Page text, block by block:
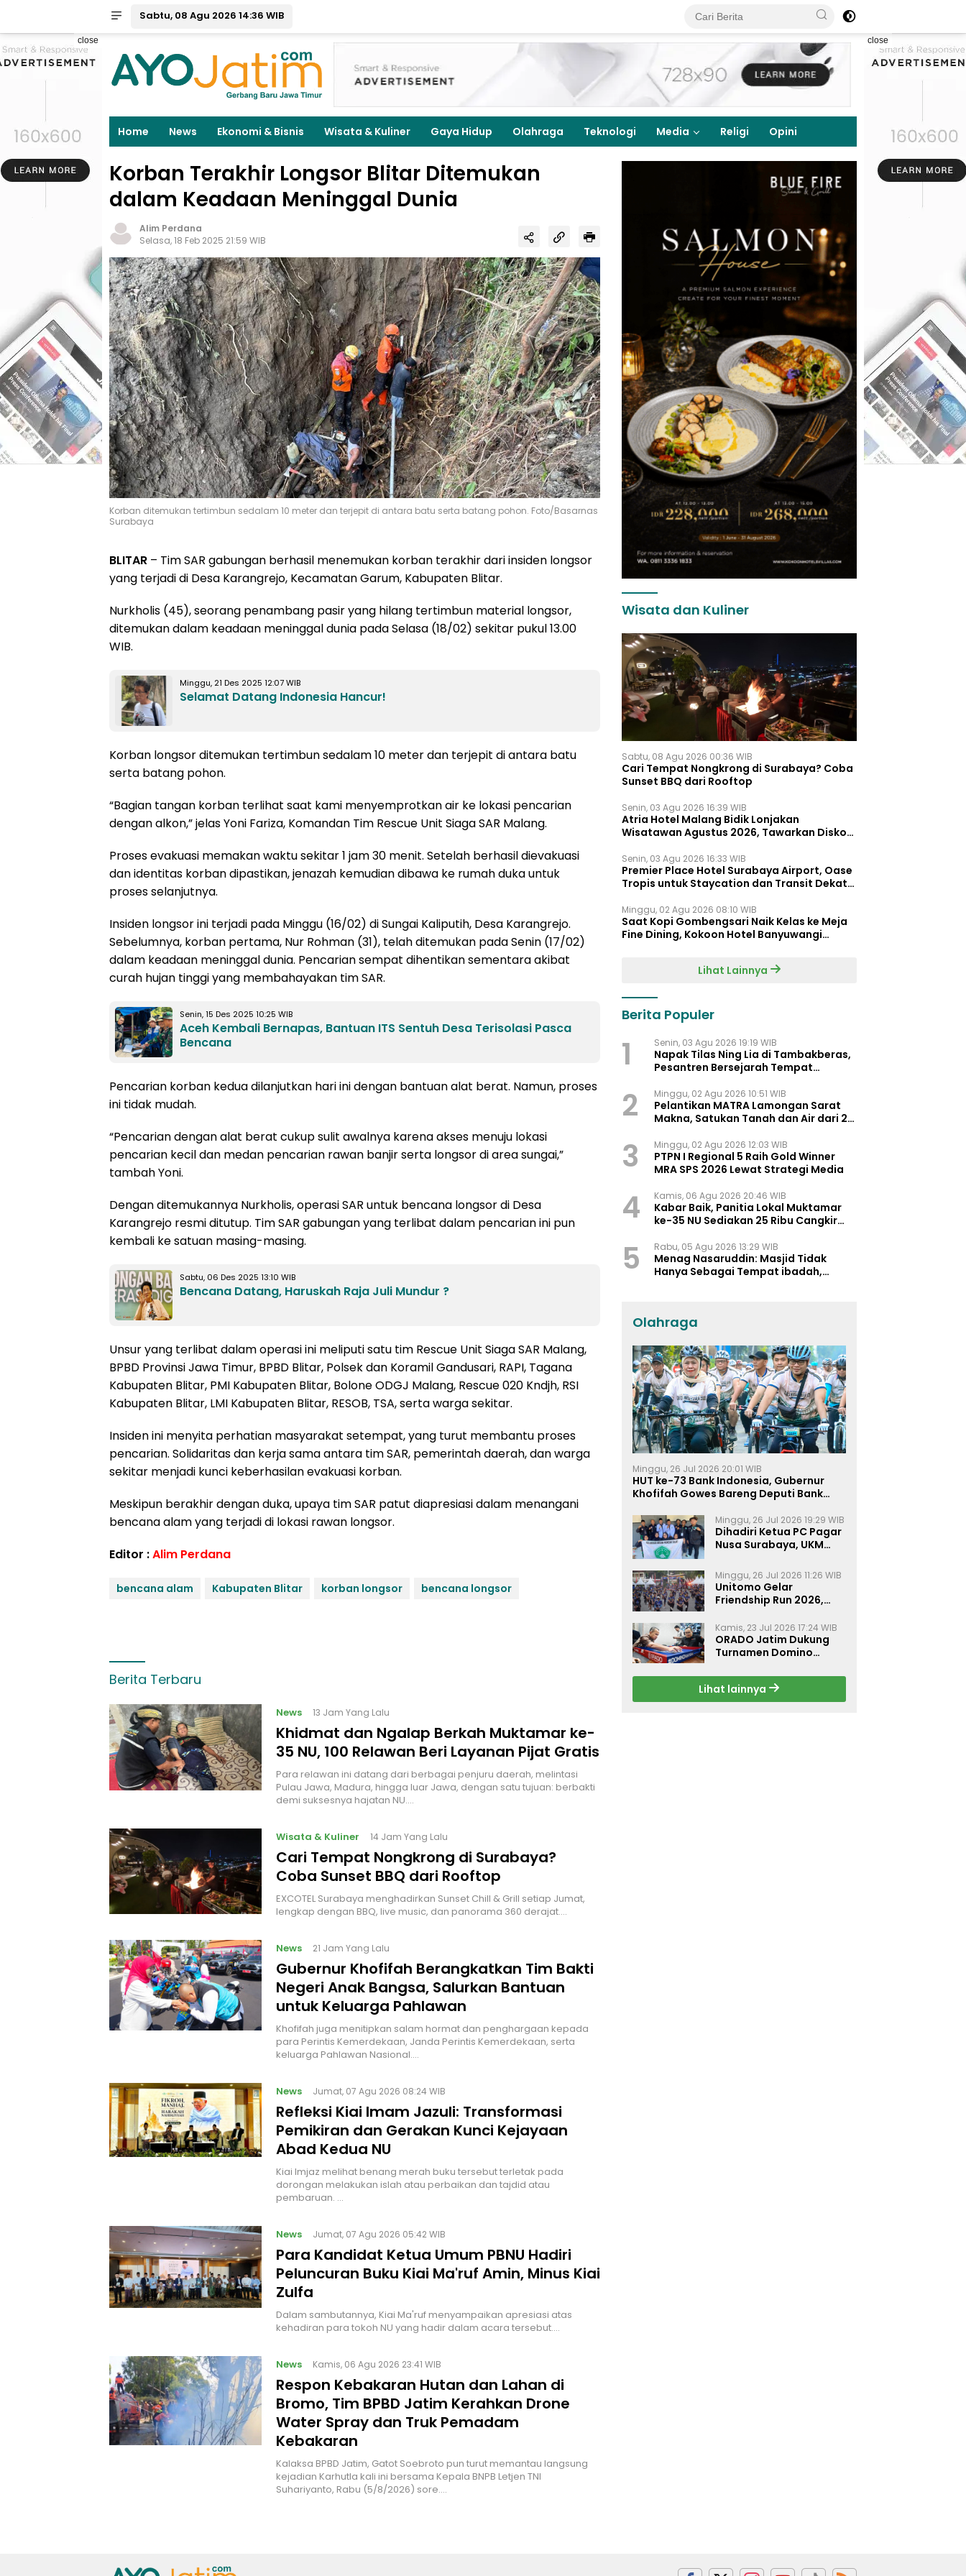
Sabtu, 08 Agu 2026 14:36 WIB
close close
Home News Ekonomi & Bisnis Wisata & Kuliner Gaya Hidup Olahraga Teknologi Media Religi Opini
Korban Terakhir Longsor Blitar Ditemukan
dalam Keadaan Meninggal Dunia
Alim Perdana
Selasa, 18 Feb 2025 21:59 WIB
Korban ditemukan tertimbun sedalam 10 meter dan terjepit di antara batu serta batang pohon. Foto/Basarnas
Surabaya
BLITAR – Tim SAR gabungan berhasil menemukan korban terakhir dari insiden longsor
yang terjadi di Desa Karangrejo, Kecamatan Garum, Kabupaten Blitar.
Nurkholis (45), seorang penambang pasir yang hilang tertimbun material longsor,
ditemukan dalam keadaan meninggal dunia pada Selasa (18/02) sekitar pukul 13.00
WIB.
Minggu, 21 Des 2025 12:07 WIB
Selamat Datang Indonesia Hancur!
Korban longsor ditemukan tertimbun sedalam 10 meter dan terjepit di antara batu
serta batang pohon.
“Bagian tangan korban terlihat saat kami menyemprotkan air ke lokasi pencarian
dengan alkon,” jelas Yoni Fariza, Komandan Tim Rescue Unit Siaga SAR Malang.
Proses evakuasi memakan waktu sekitar 1 jam 30 menit. Setelah berhasil dievakuasi
dan identitas korban dipastikan, jenazah kemudian dibawa ke rumah duka untuk
proses selanjutnya.
Insiden longsor ini terjadi pada Minggu (16/02) di Sungai Kaliputih, Desa Karangrejo.
Sebelumnya, korban pertama, Nur Rohman (31), telah ditemukan pada Senin (17/02)
dalam keadaan meninggal dunia. Pencarian sempat dihentikan sementara akibat
curah hujan tinggi yang membahayakan tim SAR.
Senin, 15 Des 2025 10:25 WIB
Aceh Kembali Bernapas, Bantuan ITS Sentuh Desa Terisolasi Pasca
Bencana
Pencarian korban kedua dilanjutkan hari ini dengan bantuan alat berat. Namun, proses
ini tidak mudah.
“Pencarian dengan alat berat cukup sulit awalnya karena akses menuju lokasi
pencarian kecil dan medan pencarian rawan banjir serta longsor di area sungai,”
tambah Yoni.
Dengan ditemukannya Nurkholis, operasi SAR untuk bencana longsor di Desa
Karangrejo resmi ditutup. Tim SAR gabungan yang terlibat dalam pencarian ini pun
kembali ke satuan masing-masing.
Sabtu, 06 Des 2025 13:10 WIB
Bencana Datang, Haruskah Raja Juli Mundur ?
Unsur yang terlibat dalam operasi ini meliputi satu tim Rescue Unit Siaga SAR Malang,
BPBD Provinsi Jawa Timur, BPBD Blitar, Polsek dan Koramil Gandusari, RAPI, Tagana
Kabupaten Blitar, PMI Kabupaten Blitar, Bolone ODGJ Malang, Rescue 020 Kndjh, RSI
Kabupaten Blitar, LMI Kabupaten Blitar, RESOB, TSA, serta warga sekitar.
Insiden ini menyita perhatian masyarakat setempat, yang turut membantu proses
pencarian. Solidaritas dan kerja sama antara tim SAR, pemerintah daerah, dan warga
sekitar menjadi kunci keberhasilan evakuasi korban.
Meskipun berakhir dengan duka, upaya tim SAR patut diapresiasi dalam menangani
bencana alam yang terjadi di lokasi rawan longsor.
Editor :Alim Perdana
bencana alam Kabupaten Blitar korban longsor bencana longsor
Berita Terbaru
News 13 Jam Yang Lalu
Khidmat dan Ngalap Berkah Muktamar ke-
35 NU, 100 Relawan Beri Layanan Pijat Gratis
Para relawan ini datang dari berbagai penjuru daerah, melintasi
Pulau Jawa, Madura, hingga luar Jawa, dengan satu tujuan: berbakti
demi suksesnya hajatan NU.…
Wisata & Kuliner 14 Jam Yang Lalu
Cari Tempat Nongkrong di Surabaya?
Coba Sunset BBQ dari Rooftop
EXCOTEL Surabaya menghadirkan Sunset Chill & Grill setiap Jumat,
lengkap dengan BBQ, live music, dan panorama 360 derajat.…
News 21 Jam Yang Lalu
Gubernur Khofifah Berangkatkan Tim Bakti
Negeri Anak Bangsa, Salurkan Bantuan
untuk Keluarga Pahlawan
Khofifah juga menitipkan salam hormat dan penghargaan kepada
para Perintis Kemerdekaan, Janda Perintis Kemerdekaan, serta
keluarga Pahlawan Nasional.…
News Jumat, 07 Agu 2026 08:24 WIB
Refleksi Kiai Imam Jazuli: Transformasi
Pemikiran dan Gerakan Kunci Kejayaan
Abad Kedua NU
Kiai Imjaz melihat benang merah buku tersebut terletak pada
dorongan melakukan islah atau perbaikan dan tajdid atau
pembaruan. …
News Jumat, 07 Agu 2026 05:42 WIB
Para Kandidat Ketua Umum PBNU Hadiri
Peluncuran Buku Kiai Ma'ruf Amin, Minus Kiai
Zulfa
Dalam sambutannya, Kiai Ma'ruf menyampaikan apresiasi atas
kehadiran para tokoh NU yang hadir dalam acara tersebut.…
News Kamis, 06 Agu 2026 23:41 WIB
Respon Kebakaran Hutan dan Lahan di
Bromo, Tim BPBD Jatim Kerahkan Drone
Water Spray dan Truk Pemadam
Kebakaran
Kalaksa BPBD Jatim, Gatot Soebroto pun turut memantau langsung
kejadian Karhutla kali ini bersama Kepala BNPB Letjen TNI
Suhariyanto, Rabu (5/8/2026) sore.…
Wisata dan Kuliner
Sabtu, 08 Agu 2026 00:36 WIB
Cari Tempat Nongkrong di Surabaya? Coba
Sunset BBQ dari Rooftop
Senin, 03 Agu 2026 16:39 WIB
Atria Hotel Malang Bidik Lonjakan
Wisatawan Agustus 2026, Tawarkan Diskon
Senin, 03 Agu 2026 16:33 WIB
Premier Place Hotel Surabaya Airport, Oase
Tropis untuk Staycation dan Transit Dekat
Minggu, 02 Agu 2026 08:10 WIB
Saat Kopi Gombengsari Naik Kelas ke Meja
Fine Dining, Kokoon Hotel Banyuwangi
Lihat Lainnya
Berita Populer
1 Senin, 03 Agu 2026 19:19 WIB
Napak Tilas Ning Lia di Tambakberas,
Pesantren Bersejarah Tempat
2 Minggu, 02 Agu 2026 10:51 WIB
Pelantikan MATRA Lamongan Sarat
Makna, Satukan Tanah dan Air dari 27
3 Minggu, 02 Agu 2026 12:03 WIB
PTPN I Regional 5 Raih Gold Winner
MRA SPS 2026 Lewat Strategi Media
4 Kamis, 06 Agu 2026 20:46 WIB
Kabar Baik, Panitia Lokal Muktamar
ke-35 NU Sediakan 25 Ribu Cangkir
5 Rabu, 05 Agu 2026 13:29 WIB
Menag Nasaruddin: Masjid Tidak
Hanya Sebagai Tempat ibadah,
Olahraga
Minggu, 26 Jul 2026 20:01 WIB
HUT ke-73 Bank Indonesia, Gubernur
Khofifah Gowes Bareng Deputi Bank
Minggu, 26 Jul 2026 19:29 WIB
Dihadiri Ketua PC Pagar
Nusa Surabaya, UKM
Sahkan Anggota Baru
Minggu, 26 Jul 2026 11:26 WIB
Unitomo Gelar
Friendship Run 2026,
Sehat di Surabaya
Kamis, 23 Jul 2026 17:24 WIB
ORADO Jatim Dukung
Turnamen Domino
2026 di Surabaya
Lihat lainnya